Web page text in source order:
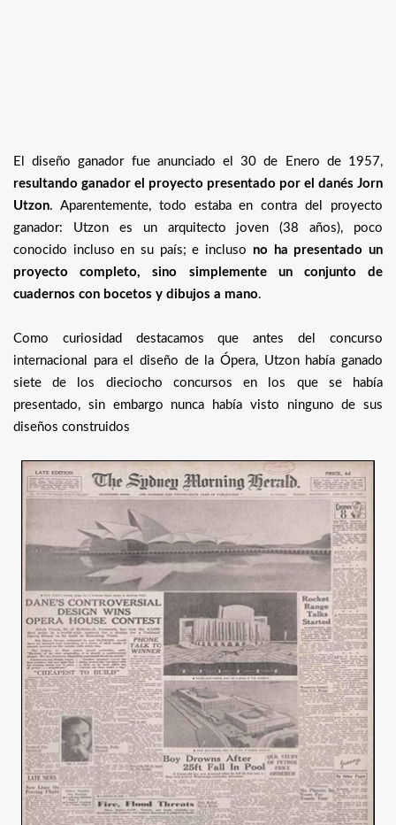
El diseño ganador fue anunciado el 30 de Enero de 1957,
resultando ganador el proyecto presentado por el danés Jorn
Utzon. Aparentemente, todo estaba en contra del proyecto
ganador: Utzon es un arquitecto joven (38 años), poco
conocido incluso en su país; e incluso no ha presentado un
proyecto completo, sino simplemente un conjunto de
cuadernos con bocetos y dibujos a mano.
Como curiosidad destacamos que antes del concurso
internacional para el diseño de la Ópera, Utzon había ganado
siete de los dieciocho concursos en los que se había
presentado, sin embargo nunca había visto ninguno de sus
diseños construidos